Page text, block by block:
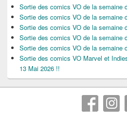
Sortie des comics VO de la semaine
Sortie des comics VO de la semaine
Sortie des comics VO de la semaine
Sortie des comics VO de la semaine
Sortie des comics VO de la semaine
Sortie des comics VO Marvel et
13 Mai 2026 !!